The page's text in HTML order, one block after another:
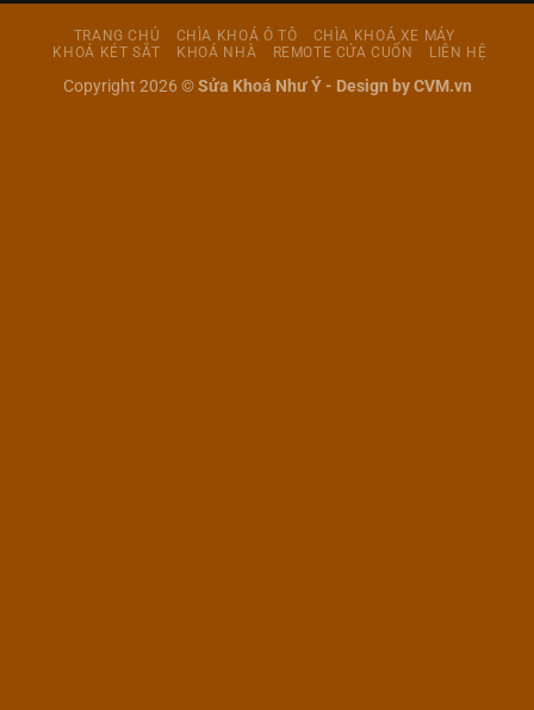
TRANG CHỦ CHÌA KHOÁ Ô TÔ
CHÌA KHOÁ XE MÁY
KHOÁ KÉT SẮT
KHOÁ NHÀ REMOTE CỬA CUỐN LIÊN HỆ
Copyright 2026 ©Sửa Khoá Như Ý - Design by CVM.vn